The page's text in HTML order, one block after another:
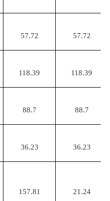
57.72 57.72
118.39 118.39
88.7 88.7
36.23 36.23
157.81 21.24